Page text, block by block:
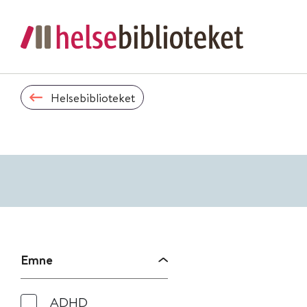
Helsebiblioteket
Emne
ADHD